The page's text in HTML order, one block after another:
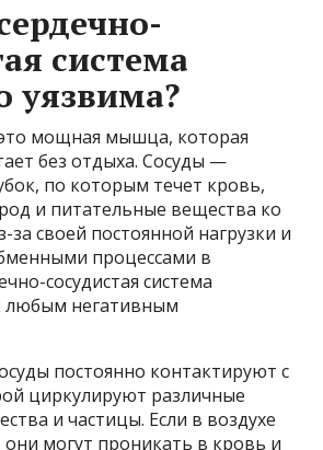
система
уязвима?
мощная мышца, которая
без отдыха. Сосуды —
по которым течет кровь,
и питательные вещества ко
за своей постоянной нагрузки и
процессами в
сосудистая система
любым негативным
постоянно контактируют с
циркулируют различные
и частицы. Если в воздухе
могут проникать в кровь и